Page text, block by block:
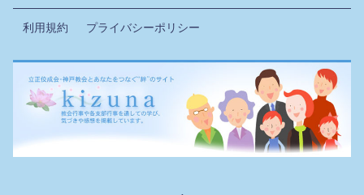
利用規約 プライバシーポリシー